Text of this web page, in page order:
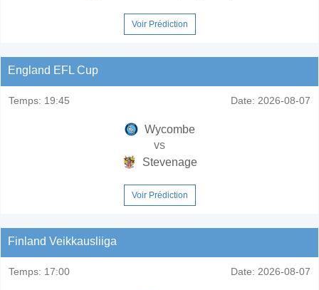
Voir Prédiction
England EFL Cup
Temps: 19:45 Date: 2026-08-07
Wycombe
vs
Stevenage
Voir Prédiction
Finland Veikkausliiga
Temps: 17:00 Date: 2026-08-07